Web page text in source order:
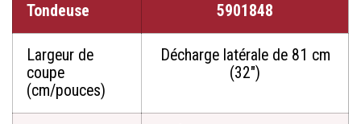
Tondeuse 5901848
Largeur de
coupe
(cm/pouces)
Décharge latérale de 81 cm
(32")